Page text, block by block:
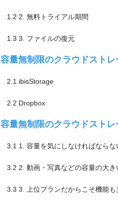
1.2 2. 無料トライアル期間
1.3 3. ファイルの復元
容量無制限のクラウドストレ
2.1 ibisStorage
2.2 Dropbox
容量無制限のクラウドスト
3.1 1. 容量を気にしなければなら
3.2 2. 動画・写真などの容量の大
3.3 3. 上位プランだからこそ機能も